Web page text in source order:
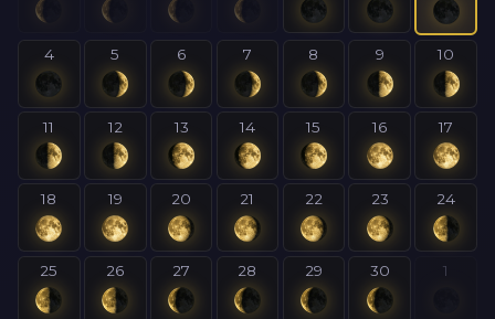
4 5 6 7 8 9 10
11 12 13 14 15 16 17
18 19 20 21 22 23 24
25 26 27 28 29 30 1